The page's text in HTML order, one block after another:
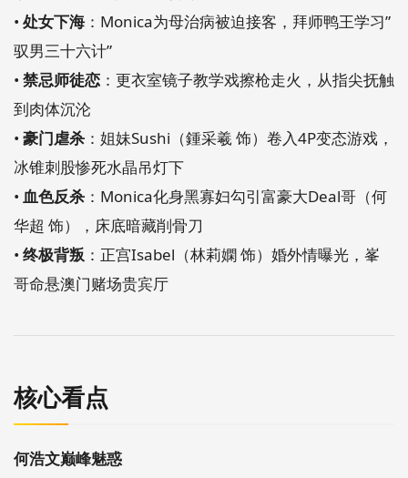
• 处女下海 ：Monica为母治病被迫接客，拜师鸭王学习”
驭男三十六计”
• 禁忌师徒恋 ：更衣室镜子教学戏擦枪走火，从指尖抚触
到肉体沉沦
• 豪门虐杀 ：姐妹Sushi（鍾采羲 饰）卷入4P变态游戏，
冰锥刺股惨死水晶吊灯下
• 血色反杀 ：Monica化身黑寡妇勾引富豪大Deal哥（何
华超 饰），床底暗藏削骨刀
• 终极背叛 ：正宫Isabel（林莉嫻 饰）婚外情曝光，峯
哥命悬澳门赌场贵宾厅
核心看点
何浩文巅峰魅惑